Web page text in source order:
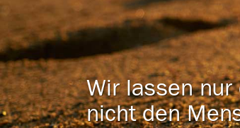
Wir lassen
nicht den